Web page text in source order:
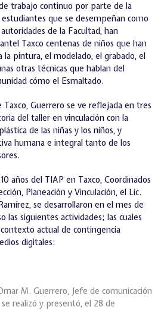
trabajo continuo por parte de la
que se desempeñan como
de la Facultad, han
Taxco centenas de niños que han
la pintura, el modelado, el grabado, el
otras técnicas que hablan del
cómo el Esmaltado.
Taxco, Guerrero se ve reflejada en tres
del taller en vinculación con la
de las niñas y los niños, y
humana e integral tanto de los
años del TIAP en Taxco, Coordinados
Planeación y Vinculación, el Lic.
se desarrollaron en el mes de
las siguientes actividades; las cuales
actual de contingencia
digitales:
M. Guerrero, Jefe de comunicación
realizó y presentó, el 28 de